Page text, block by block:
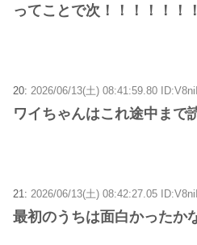
ってことで次！！！！！！
20: 2026/06/13(土) 08:41:59.80
ワイちゃんはこれ途中まで
21: 2026/06/13(土) 08:42:27.05
最初のうちは面白かったか